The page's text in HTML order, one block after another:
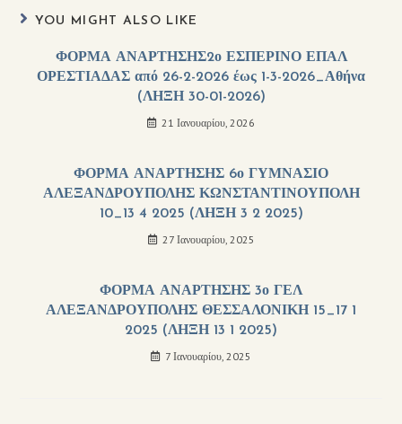
YOU MIGHT ALSO LIKE
ΦΟΡΜΑ ΑΝΑΡΤΗΣΗΣ2ο ΕΣΠΕΡΙΝΟ ΕΠΑΛ
ΟΡΕΣΤΙΑΔΑΣ από 26-2-2026 έως 1-3-2026_Αθήνα
(ΛΗΞΗ 30-01-2026)
21 Ιανουαρίου, 2026
ΦΟΡΜΑ ΑΝΑΡΤΗΣΗΣ 6ο ΓΥΜΝΑΣΙΟ
ΑΛΕΞΑΝΔΡΟΥΠΟΛΗΣ ΚΩΝΣΤΑΝΤΙΝΟΥΠΟΛΗ
10_13 4 2025 (ΛΗΞΗ 3 2 2025)
27 Ιανουαρίου, 2025
ΦΟΡΜΑ ΑΝΑΡΤΗΣΗΣ 3ο ΓΕΛ
ΑΛΕΞΑΝΔΡΟΥΠΟΛΗΣ ΘΕΣΣΑΛΟΝΙΚΗ 15_17 1
2025 (ΛΗΞΗ 13 1 2025)
7 Ιανουαρίου, 2025